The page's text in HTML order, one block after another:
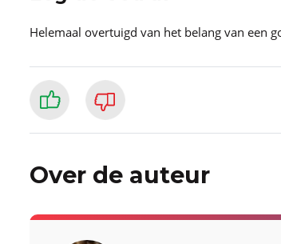
Helemaal overtuigd van het belang van een
Over de auteur